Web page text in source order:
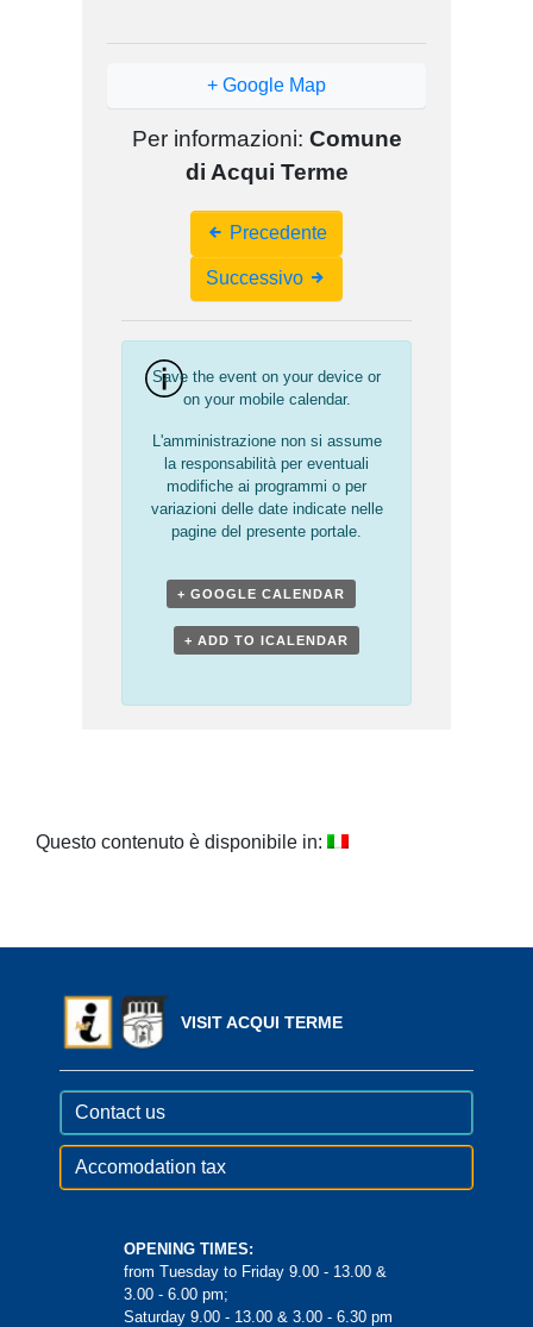
+ Google Map
Per informazioni: Comune
di Acqui Terme
Navigation
Precedente
Successivo
Save the event on your device or
on your mobile calendar.
L'amministrazione non si assume
la responsabilità per eventuali
modifiche ai programmi o per
variazioni delle date indicate nelle
pagine del presente portale.
+ GOOGLE CALENDAR
+ ADD TO ICALENDAR
Questo contenuto è disponibile in:
VISIT ACQUI TERME
Contact us
Accomodation tax
OPENING TIMES:
from Tuesday to Friday 9.00 - 13.00 &
3.00 - 6.00 pm;
Saturday 9.00 - 13.00 & 3.00 - 6.30 pm